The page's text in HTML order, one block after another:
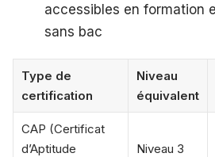
accessibles en formation
sans bac
Type de
certification
Niveau
équivalent
CAP (Certificat
d’Aptitude
Niveau 3